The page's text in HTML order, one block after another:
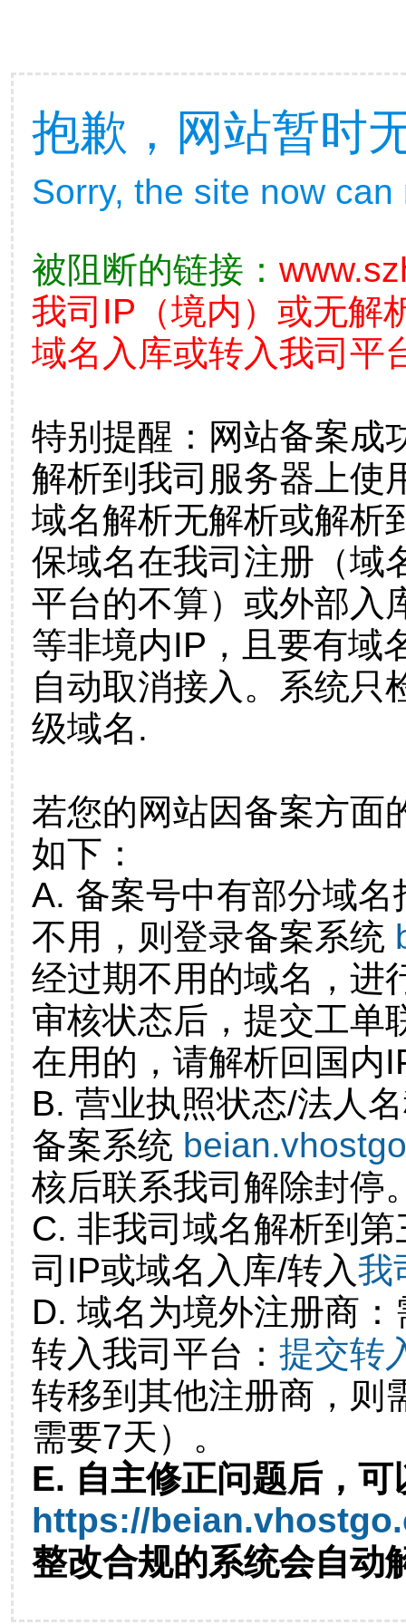
抱歉，网站暂时
Sorry, the site now
被阻断的链接：
我司IP（境内）或无解
域名入库或转入我司平
特别提醒：网站备案成
解析到我司服务器上使
域名解析无解析或解析
保域名在我司注册（域
平台的不算）或外部入
等非境内IP，且要有域
自动取消接入。系统只
级域名.
若您的网站因备案方面
如下：
A. 备案号中有部分域
不用，则登录备案系统
经过期不用的域名，进
审核状态后，提交工单
在用的，请解析回国内
B. 营业执照状态/法人
备案系统
核后联系我司解除封停
C. 非我司域名解析到
司IP或域名入库/转入我
D. 域名为境外注册商
转入我司平台： 提交转
转移到其他注册商，则
需要7天）。
E. 自主修正问题后，可
https://
整改合规的系统会自动